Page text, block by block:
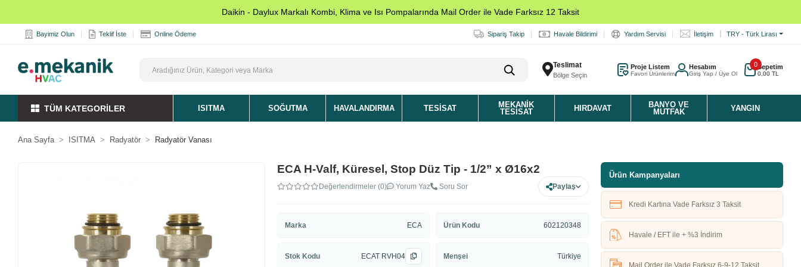
Daikin - Daylux Markalı Kombi, Klima ve Isı Pompalarında Mail Order ile Vade Farksız 12 Taksit
Bayimiz Olun Teklif İste Online Ödeme Sipariş Takip Havale Bildirimi Yardım Servisi İletişim TRY - Türk Lirası
Teslimat
Bölge Seçin
Proje Listem
Favori Ürünlerim
Hesabım
Giriş Yap / Üye Ol
0Sepetim
0,00 TL
TÜM KATEGORİLER ISITMA SOĞUTMA HAVALANDIRMA TESISAT
MEKANIK
TESISAT
HIRDAVAT
BANYO VE
MUTFAK
YANGIN
Ana Sayfa ISITMA Radyatör Radyatör Vanası
ECA H-Valf, Küresel, Stop Düz Tip - 1/2” x Ø16x2
Değerlendirmeler (0) Yorum Yaz Soru Sor Paylaş
Marka ECA Ürün Kodu 602120348
Stok Kodu ECAT RVH04 Menşei Türkiye
Ürün Kampanyaları
Kredi Kartına Vade Farksız 3 Taksit
Havale / EFT ile + %3 İndirim
Mail Order ile Vade Farksız 6-9-12 Taksit